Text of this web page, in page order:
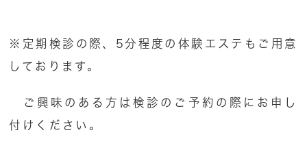
※定期検診の際、5分程度の体験エステもご用意
しております。
ご興味のある方は検診のご予約の際にお申し
付けください。